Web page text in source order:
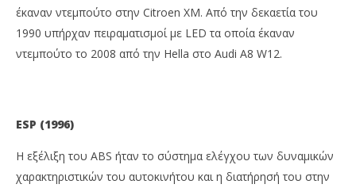
έκαναν ντεμπούτο στην Citroen XM. Από την δεκαετία του
1990 υπήρχαν πειραματισμοί με LED τα οποία έκαναν
ντεμπούτο το 2008 από την Hella στο Audi A8 W12.
ESP (1996)
H εξέλιξη του ABS ήταν το σύστημα ελέγχου των δυναμικών
χαρακτηριστικών του αυτοκινήτου και η διατήρησή του στην